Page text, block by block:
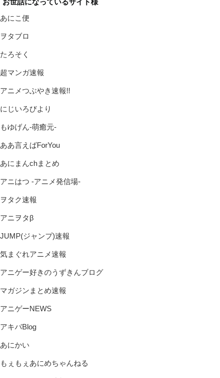
あにこ便
ヲタブロ
たろそく
超マンガ速報
アニメつぶやき速報!!
にじいろびより
もゆげん-萌癒元-
ああ言えばForYou
あにまんchまとめ
アニはつ -アニメ発信場-
ヲタク速報
アニヲタβ
JUMP(ジャンプ)速報
気まぐれアニメ速報
アニゲー好きのうずきんブログ
マガジンまとめ速報
アニゲーNEWS
アキバBlog
あにかい
もぇもぇあにめちゃんねる